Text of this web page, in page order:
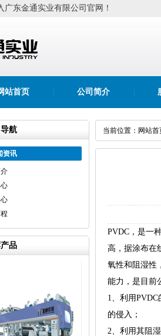
广东金通实业有限公司官网！
站首页 公司简介
航
资讯
品
当前位置： 网站首
PVDC，是一
高，据涂布在
氧性和阻湿性
能力，是目前
1、利用
的侵入；
2、利用其阻